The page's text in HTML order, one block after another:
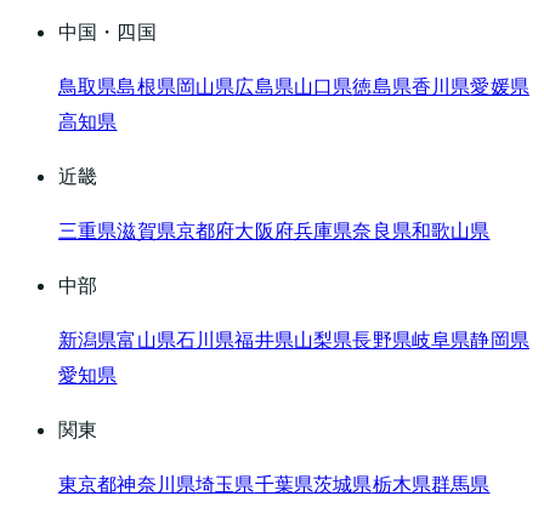
中国・四国
鳥取県島根県岡山県広島県山口県徳島県香川県愛媛県
高知県
近畿
三重県滋賀県京都府大阪府兵庫県奈良県和歌山県
中部
新潟県富山県石川県福井県山梨県長野県岐阜県静岡県
愛知県
関東
東京都神奈川県埼玉県千葉県茨城県栃木県群馬県